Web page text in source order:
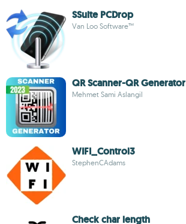
SSuite PCDrop
Van Loo Software™
QR Scanner-QR Generator
Mehmet Sami Aslangil
WIFI_Control3
StephenCAdams
Check char length